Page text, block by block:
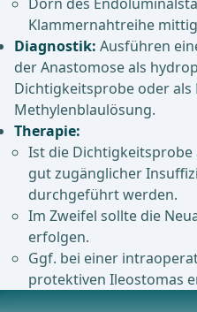
Klammernahtreihe
Diagnostik: Ausführen
der Anastomose als
Dichtigkeitsprobe oder
Methylenblaulösung.
Therapie:
Ist die
gut zugänglicher
durchgeführt werden.
Im Zweifel sollte die
erfolgen.
Ggf. bei einer
protektiven Ileostomas
Postoperative